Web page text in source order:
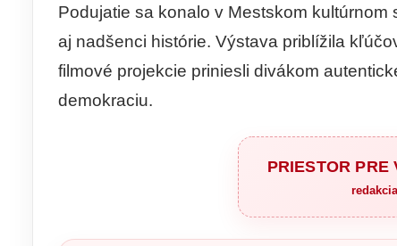
Podujatie sa konalo v Mestskom
aj nadšenci histórie. Výstava priblížila
filmové projekcie priniesli divákom
demokraciu.
PRIESTOR PRE